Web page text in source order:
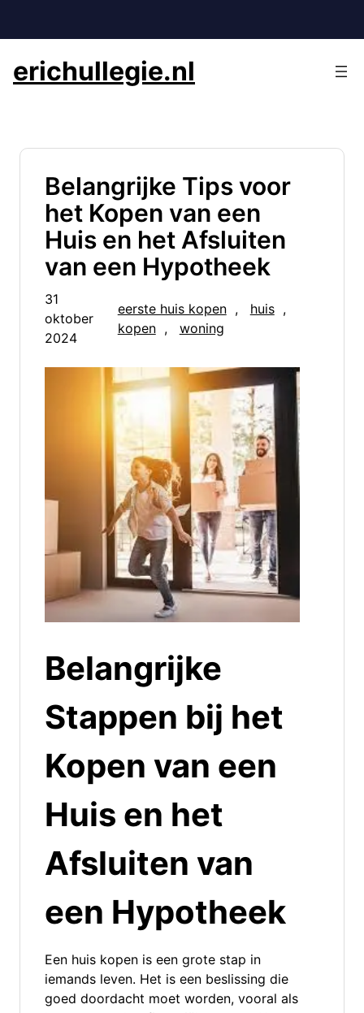
inhoud
erichullegie.nl
Belangrijke Tips voor
het Kopen van een
Huis en het Afsluiten
van een Hypotheek
31
oktober
2024
eerste huis kopen , huis
,
kopen , woning
Belangrijke
Stappen bij het
Kopen van een
Huis en het
Afsluiten van
een Hypotheek
Een huis kopen is een grote stap in
iemands leven. Het is een beslissing die
goed doordacht moet worden, vooral als